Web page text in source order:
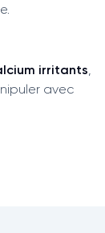
irritants
avec